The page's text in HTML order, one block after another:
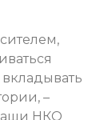
–
НКО